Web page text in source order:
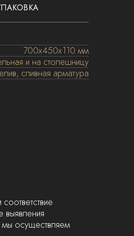
700х450х110 мм
и на столешницу
сливная арматура
выявления
мы осуществляем